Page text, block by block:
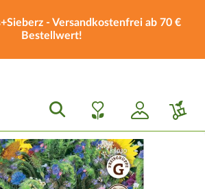
- Versandkostenfrei ab 70 €
Bestellwert!